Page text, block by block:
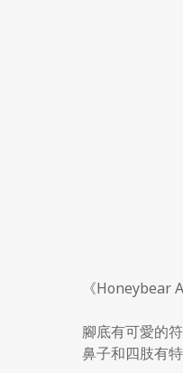
《Honeybear
腳底有可愛的
鼻子和四肢有特